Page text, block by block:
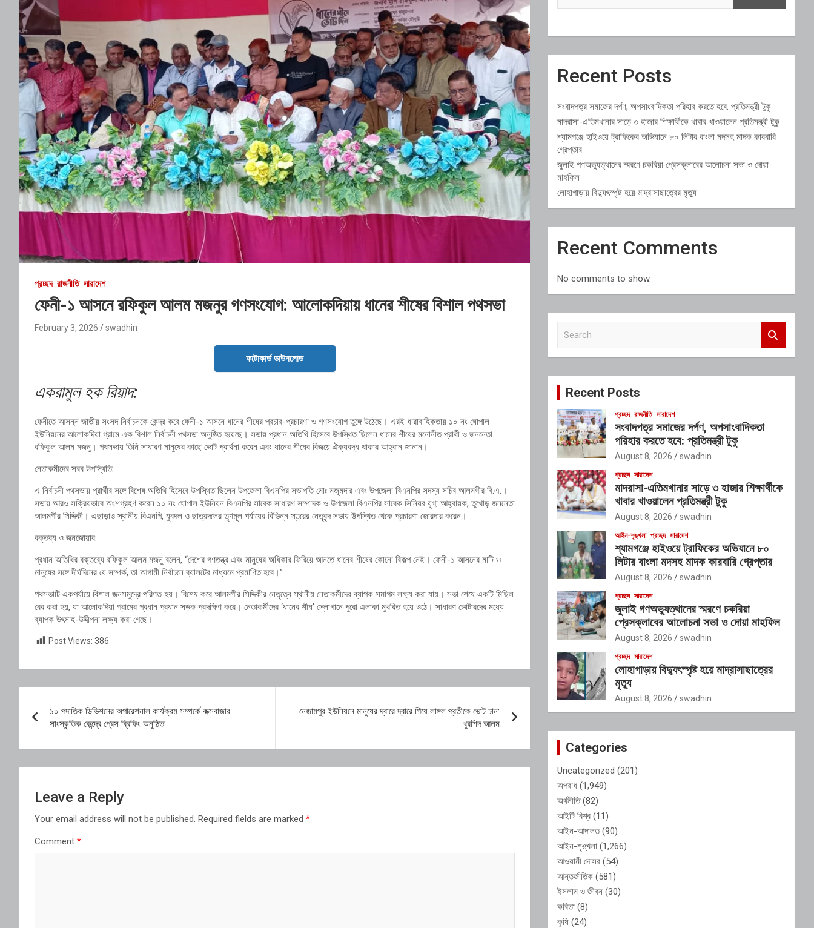
প্রচ্ছদ রাজনীতি সারাদেশ
ফেনী-১ আসনে রফিকুল আলম মজনুর গণসংযোগ: আলোকদিয়ায় ধানের শীষের বিশাল পথসভা
February 3, 2026 swadhin
ফটোকার্ড ডাউনলোড
একরামুল হক রিয়াদ:
ফেনীতে আসন্ন জাতীয় সংসদ নির্বাচনকে কেন্দ্র করে ফেনী-১ আসনে ধানের শীষের প্রচার-প্রচারণা ও গণসংযোগ তুঙ্গে উঠেছে। এরই ধারাবাহিকতায় ১০ নং ঘোপাল
ইউনিয়নের আলোকদিয়া গ্রামে এক বিশাল নির্বাচনী পথসভা অনুষ্ঠিত হয়েছে। সভায় প্রধান অতিথি হিসেবে উপস্থিত ছিলেন ধানের শীষের মনোনীত প্রার্থী ও জননেতা
রফিকুল আলম মজনু। পথসভায় তিনি সাধারণ মানুষের কাছে ভোট প্রার্থনা করেন এবং ধানের শীষের বিজয়ে ঐক্যবদ্ধ থাকার আহ্বান জানান।
নেতাকর্মীদের সরব উপস্থিতি:
এ নির্বাচনী পথসভায় প্রার্থীর সঙ্গে বিশেষ অতিথি হিসেবে উপস্থিত ছিলেন উপজেলা বিএনপির সভাপতি মোঃ মজুমদার এবং উপজেলা বিএনপির সদস্য সচিব আলমগীর বি.এ.।
সভায় আরও সক্রিয়ভাবে অংশগ্রহণ করেন ১০ নং ঘোপাল ইউনিয়ন বিএনপির সাবেক সাধারণ সম্পাদক ও উপজেলা বিএনপির সাবেক সিনিয়র যুগ্ম আহ্বায়ক, তুখোড় জননেতা
আলমগীর সিদ্দিকী। এছাড়াও স্থানীয় বিএনপি, যুবদল ও ছাত্রদলের তৃণমূল পর্যায়ের বিভিন্ন স্তরের নেতৃবৃন্দ সভায় উপস্থিত থেকে প্রচারণা জোরদার করেন।
বক্তব্য ও জনজোয়ার:
প্রধান অতিথির বক্তব্যে রফিকুল আলম মজনু বলেন, “দেশের গণতন্ত্র এবং মানুষের অধিকার ফিরিয়ে আনতে ধানের শীষের কোনো বিকল্প নেই। ফেনী-১ আসনের মাটি ও
মানুষের সঙ্গে দীর্ঘদিনের যে সম্পর্ক, তা আগামী নির্বাচনে ব্যালটের মাধ্যমে প্রমাণিত হবে।”
পথসভাটি একপর্যায়ে বিশাল জনসমুদ্রে পরিণত হয়। বিশেষ করে আলমগীর সিদ্দিকীর নেতৃত্বে স্থানীয় নেতাকর্মীদের ব্যাপক সমাগম লক্ষ্য করা যায়। সভা শেষে একটি মিছিল
বের করা হয়, যা আলোকদিয়া গ্রামের প্রধান প্রধান সড়ক প্রদক্ষিণ করে। নেতাকর্মীদের ‘ধানের শীষ’ স্লোগানে পুরো এলাকা মুখরিত হয়ে ওঠে। সাধারণ ভোটারদের মধ্যে
ব্যাপক উৎসাহ-উদ্দীপনা লক্ষ্য করা গেছে।
Post Views: 386
navigation
১০ পদাতিক ডিভিশনের অপারেশনাল কার্যক্রম সম্পর্কে কক্সবাজার
সাংস্কৃতিক কেন্দ্রে প্রেস ব্রিফিং অনুষ্ঠিত
নেজামপুর ইউনিয়নে মানুষের দ্বারে দ্বারে গিয়ে লাঙ্গল প্রতীকে ভোট চান:
খুরশিদ আলম
Leave a Reply
Your email address will not be published. Required fields are marked *
Comment *
Recent Posts
সংবাদপত্র সমাজের দর্পণ, অপসাংবাদিকতা পরিহার করতে হবে: প্রতিমন্ত্রী টুকু
মাদরাসা-এতিমখানার সাড়ে ৩ হাজার শিক্ষার্থীকে খাবার খাওয়ালেন প্রতিমন্ত্রী টুকু
শ্যামগঞ্জে হাইওয়ে ট্রাফিকের অভিযানে ৮০ লিটার বাংলা মদসহ মাদক কারবারি
গ্রেপ্তার
জুলাই গণঅভ্যুত্থানের স্মরণে চকরিয়া প্রেসক্লাবের আলোচনা সভা ও দোয়া
মাহফিল
লোহাগাড়ায় বিদ্যুৎস্পৃষ্ট হয়ে মাদ্রাসাছাত্রের মৃত্যু
Recent Comments
No comments to show.
c
Recent Posts
প্রচ্ছদ রাজনীতি সারাদেশ
সংবাদপত্র সমাজের দর্পণ, অপসাংবাদিকতা
পরিহার করতে হবে: প্রতিমন্ত্রী টুকু
August 8, 2026 swadhin
প্রচ্ছদ সারাদেশ
মাদরাসা-এতিমখানার সাড়ে ৩ হাজার শিক্ষার্থীকে
খাবার খাওয়ালেন প্রতিমন্ত্রী টুকু
August 8, 2026 swadhin
আইন-শৃঙ্খলা প্রচ্ছদ সারাদেশ
শ্যামগঞ্জে হাইওয়ে ট্রাফিকের অভিযানে ৮০
লিটার বাংলা মদসহ মাদক কারবারি গ্রেপ্তার
August 8, 2026 swadhin
প্রচ্ছদ সারাদেশ
জুলাই গণঅভ্যুত্থানের স্মরণে চকরিয়া
প্রেসক্লাবের আলোচনা সভা ও দোয়া মাহফিল
August 8, 2026 swadhin
প্রচ্ছদ সারাদেশ
লোহাগাড়ায় বিদ্যুৎস্পৃষ্ট হয়ে মাদ্রাসাছাত্রের
মৃত্যু
August 8, 2026 swadhin
Categories
Uncategorized (201)
অপরাধ (1,949)
অর্থনীতি(82)
আইটি বিশ্ব (11)
আইন-আদালত(90)
আইন-শৃঙ্খলা (1,266)
আওয়ামী দোসর (54)
আন্তর্জাতিক (581)
ইসলাম ও জীবন (30)
কবিতা (8)
কৃষি (24)